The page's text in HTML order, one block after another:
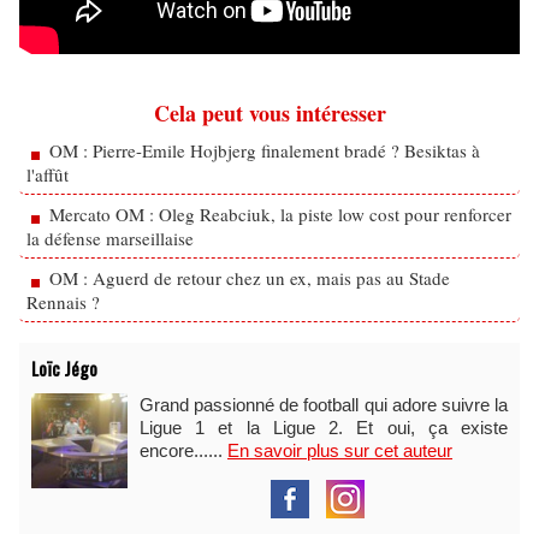
Cela peut vous intéresser
OM : Pierre-Emile Hojbjerg finalement bradé ? Besiktas à
l'affût
Mercato OM : Oleg Reabciuk, la piste low cost pour renforcer
la défense marseillaise
OM : Aguerd de retour chez un ex, mais pas au Stade
Rennais ?
Loïc Jégo
Grand passionné de football qui adore suivre la
Ligue 1 et la Ligue 2. Et oui, ça existe
encore...... En savoir plus sur cet auteur